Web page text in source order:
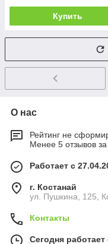
Купить
О нас
Рейтинг не
Менее 5 отзывов
Работает с
г. Костанай
ул. Пушкина, 125,
Контакты
Сегодня